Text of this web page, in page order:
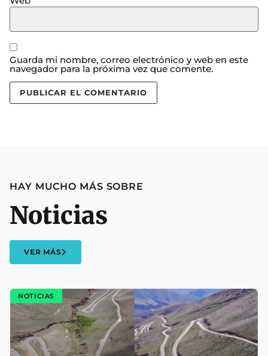
Guarda mi nombre, correo electrónico y web en este
navegador para la próxima vez que comente.
HAY MUCHO MÁS SOBRE
Noticias
VER MÁS
NOTICIAS